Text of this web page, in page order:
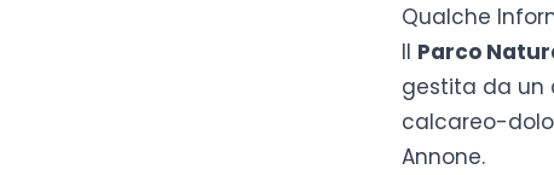
Qualche
Il Parco
gestita da un
calcareo-
Annone.